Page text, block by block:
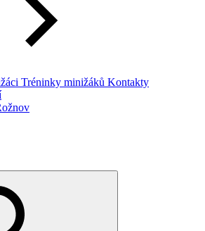
Tréninky minižáků Kontakty